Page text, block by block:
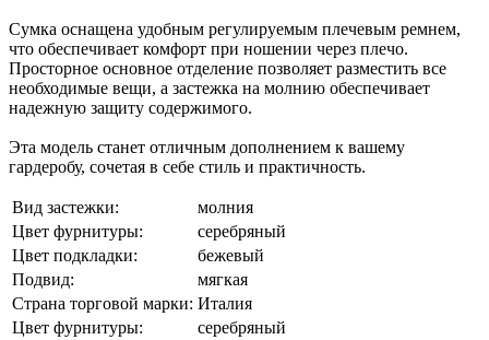
Сумка оснащена удобным регулируемым плечевым ремнем,
что обеспечивает комфорт при ношении через плечо.
Просторное основное отделение позволяет разместить все
необходимые вещи, а застежка на молнию обеспечивает
надежную защиту содержимого.
Эта модель станет отличным дополнением к вашему
гардеробу, сочетая в себе стиль и практичность.
Вид застежки:
молния
Цвет фурнитуры:
серебряный
Цвет подкладки:
бежевый
Подвид:
мягкая
Страна торговой марки: Италия
Цвет фурнитуры:
серебряный